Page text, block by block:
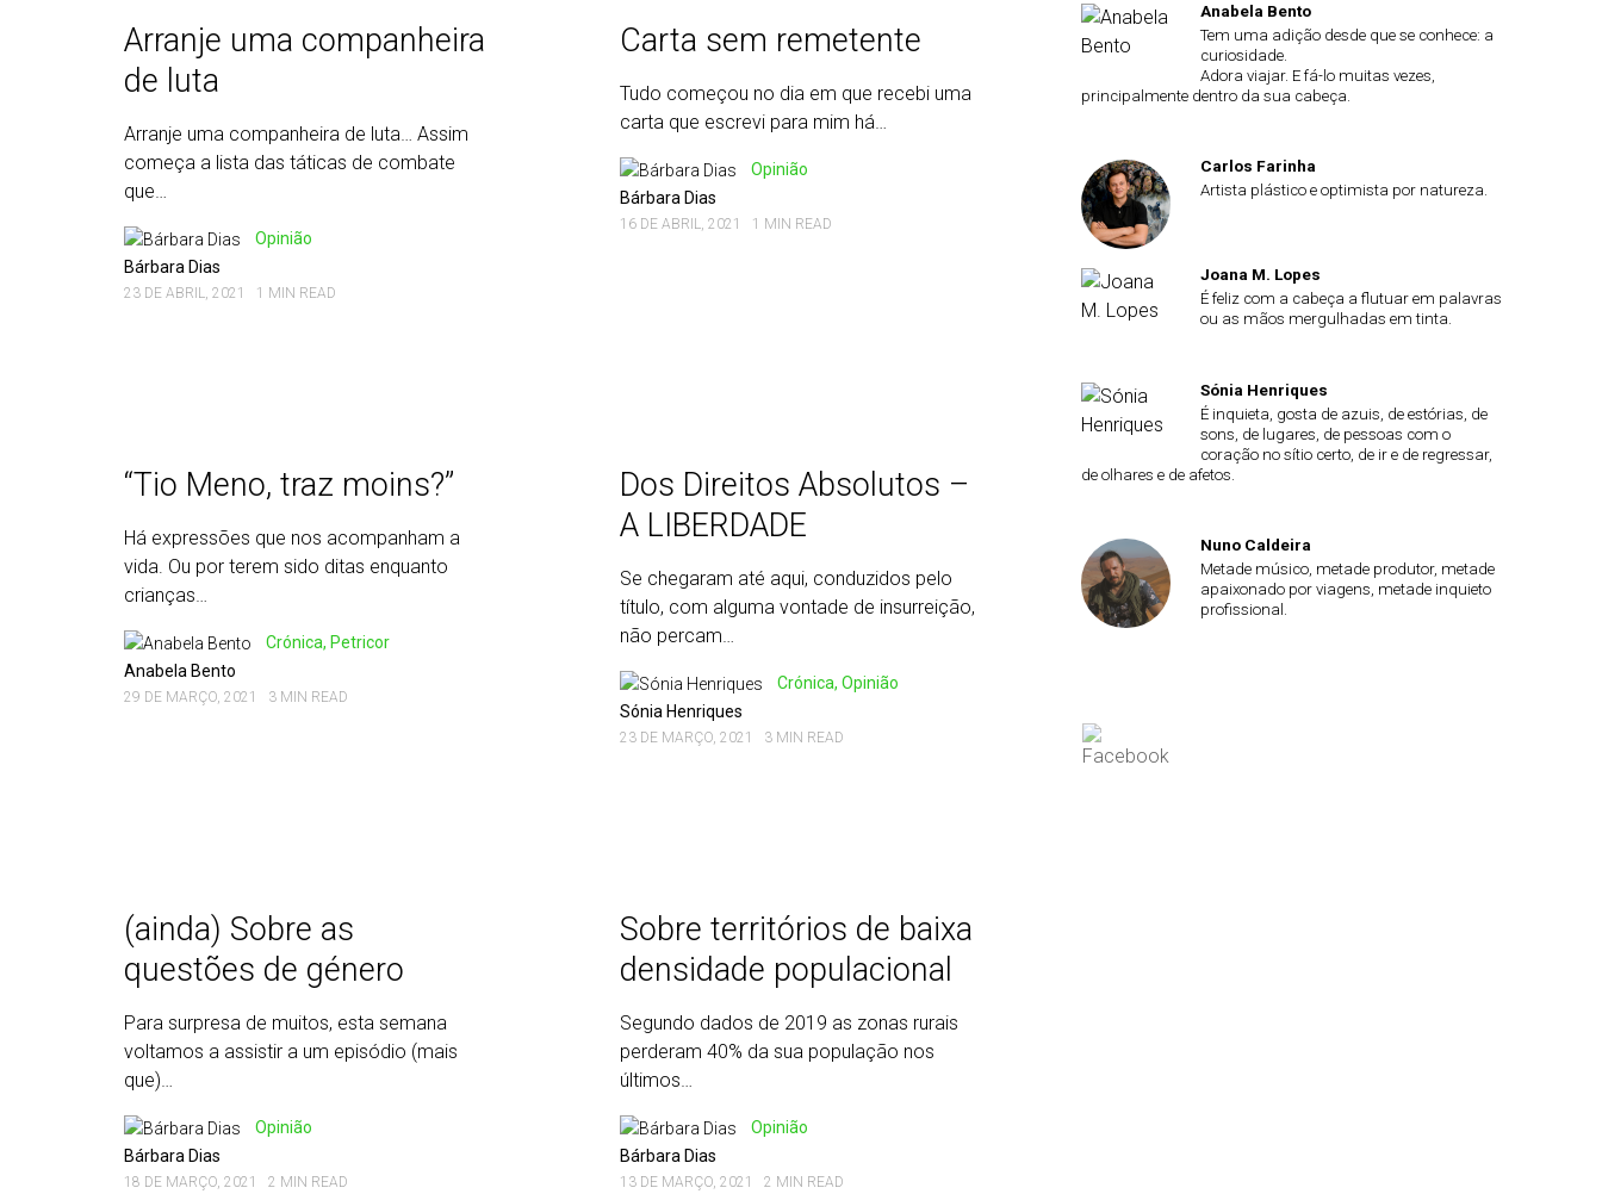
Arranje uma companheira
de luta
Arranje uma companheira de luta… Assim
começa a lista das táticas de combate
que…
Opinião
Bárbara Dias
23 DE ABRIL, 2021 1 MIN READ
Carta sem remetente
Tudo começou no dia em que recebi uma
carta que escrevi para mim há…
Opinião
Bárbara Dias
16 DE ABRIL, 2021 1 MIN READ
“Tio Meno, traz moins?”
Há expressões que nos acompanham a
vida. Ou por terem sido ditas enquanto
crianças…
Crónica, Petricor
Anabela Bento
29 DE MARÇO, 2021 3 MIN READ
Dos Direitos Absolutos –
A LIBERDADE
Se chegaram até aqui, conduzidos pelo
título, com alguma vontade de insurreição,
não percam…
Crónica, Opinião
Sónia Henriques
23 DE MARÇO, 2021 3 MIN READ
(ainda) Sobre as
questões de género
Para surpresa de muitos, esta semana
voltamos a assistir a um episódio (mais
que)…
Opinião
Bárbara Dias
18 DE MARÇO, 2021 2 MIN READ
Sobre territórios de baixa
densidade populacional
Segundo dados de 2019 as zonas rurais
perderam 40% da sua população nos
últimos…
Opinião
Bárbara Dias
13 DE MARÇO, 2021 2 MIN READ
Anabela Bento
Tem uma adição desde que se conhece: a
curiosidade.
Adora viajar. E fá-lo muitas vezes,
principalmente dentro da sua cabeça.
Carlos Farinha
Artista plástico e optimista por natureza.
Joana M. Lopes
É feliz com a cabeça a flutuar em palavras
ou as mãos mergulhadas em tinta.
Sónia Henriques
É inquieta, gosta de azuis, de estórias, de
sons, de lugares, de pessoas com o
coração no sítio certo, de ir e de regressar,
de olhares e de afetos.
Nuno Caldeira
Metade músico, metade produtor, metade
apaixonado por viagens, metade inquieto
profissional.